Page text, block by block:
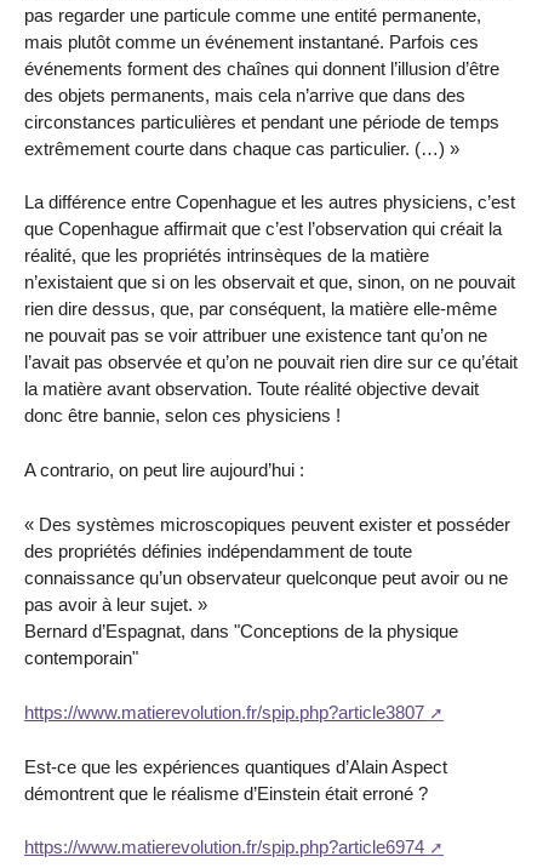
pas regarder une particule comme une entité permanente,
mais plutôt comme un événement instantané. Parfois ces
événements forment des chaînes qui donnent l’illusion d’être
des objets permanents, mais cela n’arrive que dans des
circonstances particulières et pendant une période de temps
extrêmement courte dans chaque cas particulier. (…) »
La différence entre Copenhague et les autres physiciens, c’est
que Copenhague affirmait que c’est l’observation qui créait la
réalité, que les propriétés intrinsèques de la matière
n’existaient que si on les observait et que, sinon, on ne pouvait
rien dire dessus, que, par conséquent, la matière elle-même
ne pouvait pas se voir attribuer une existence tant qu’on ne
l’avait pas observée et qu’on ne pouvait rien dire sur ce qu’était
la matière avant observation. Toute réalité objective devait
donc être bannie, selon ces physiciens !
A contrario, on peut lire aujourd’hui :
« Des systèmes microscopiques peuvent exister et posséder
des propriétés définies indépendamment de toute
connaissance qu’un observateur quelconque peut avoir ou ne
pas avoir à leur sujet. »
Bernard d’Espagnat, dans "Conceptions de la physique
contemporain"
https://www.matierevolution.fr/spip.php?article3807
Est-ce que les expériences quantiques d’Alain Aspect
démontrent que le réalisme d’Einstein était erroné ?
https://www.matierevolution.fr/spip.php?article6974